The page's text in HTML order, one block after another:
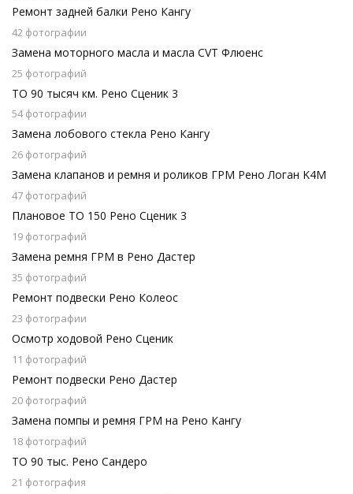
Ремонт задней балки Рено Кангу
42 фотографии
Замена моторного масла и масла CVT Флюенс
25 фотографий
ТО 90 тысяч км. Рено Сценик 3
54 фотографии
Замена лобового стекла Рено Кангу
26 фотографий
Замена клапанов и ремня и роликов ГРМ Рено Логан K4M
47 фотографий
Плановое ТО 150 Рено Сценик 3
19 фотографий
Замена ремня ГРМ в Рено Дастер
35 фотографий
Ремонт подвески Рено Колеос
23 фотографии
Осмотр ходовой Рено Сценик
11 фотографий
Ремонт подвески Рено Дастер
20 фотографий
Замена помпы и ремня ГРМ на Рено Кангу
18 фотографий
ТО 90 тыс. Рено Сандеро
21 фотография